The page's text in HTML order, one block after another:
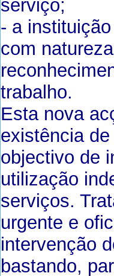
serviço;
- a
com
trabalho.
Esta nova
existência
objectivo de
utilização
serviços.
urgente e
intervenção
bastando,